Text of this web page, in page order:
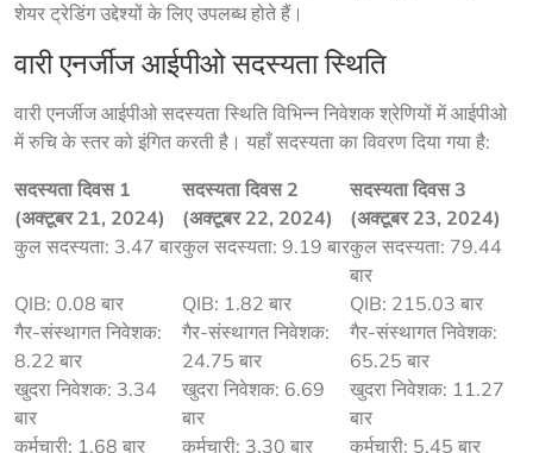
शेयर ट्रेडिंग उद्देश्यों के लिए उपलब्ध होते हैं।
वारी एनर्जीज आईपीओ सदस्यता स्थिति
वारी एनर्जीज आईपीओ सदस्यता स्थिति विभिन्न निवेशक श्रेणियों में आईपीओ
में रुचि के स्तर को इंगित करती है। यहाँ सदस्यता का विवरण दिया गया है:
सदस्यता दिवस 1
(अक्टूबर 21, 2024)
सदस्यता दिवस 2
(अक्टूबर 22, 2024)
सदस्यता दिवस 3
(अक्टूबर 23, 2024)
कुल सदस्यता: 3.47 बारकुल सदस्यता: 9.19 बारकुल सदस्यता: 79.44
बार
QIB: 0.08 बार
QIB: 1.82 बार
QIB: 215.03 बार
गैर-संस्थागत निवेशक:
8.22 बार
गैर-संस्थागत निवेशक:
24.75 बार
गैर-संस्थागत निवेशक:
65.25 बार
खुदरा निवेशक: 3.34
बार
खुदरा निवेशक: 6.69
बार
खुदरा निवेशक: 11.27
बार
कर्मचारी: 1.68 बार
कर्मचारी: 3.30 बार कर्मचारी: 5.45 बार